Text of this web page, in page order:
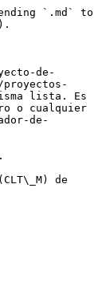
`.md` to
de-
lista. Es
o cualquier
de-
de